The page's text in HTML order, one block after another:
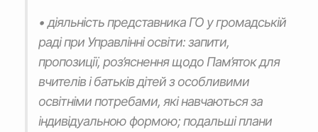
• діяльність представника ГО у громадській
раді при Управлінні освіти: запити,
пропозиції, роз’яснення щодо Пам’яток для
вчителів і батьків дітей з особливими
освітніми потребами, які навчаються за
індивідуальною формою; подальші плани